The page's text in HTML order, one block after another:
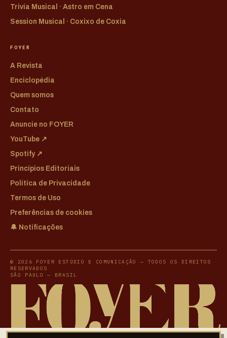
Trivia Musical · Astro em Cena
Session Musical · Coxixo de Coxia
FOYER
A Revista
Enciclopédia
Quem somos
Contato
Anuncie no FOYER
YouTube ↗
Spotify ↗
Princípios Editoriais
Política de Privacidade
Termos de Uso
Preferências de cookies
🔔 Notificações
© 2026 FOYER ESTÚDIO E COMUNICAÇÃO — TODOS OS DIREITOS
RESERVADOS
SÃO PAULO — BRASIL